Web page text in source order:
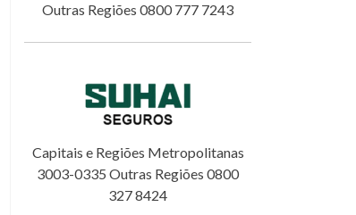
Outras Regiões 0800 777 7243
Capitais e Regiões Metropolitanas
3003-0335 Outras Regiões 0800
327 8424